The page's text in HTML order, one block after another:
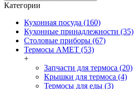
Категории
Кухонная посуда (160)
Кухонные принадлежности (35)
Столовые приборы (67)
Термосы АМЕТ (53)
+
Запчасти для термоса (20)
Крышки для термоса (4)
Термосы для еды (3)